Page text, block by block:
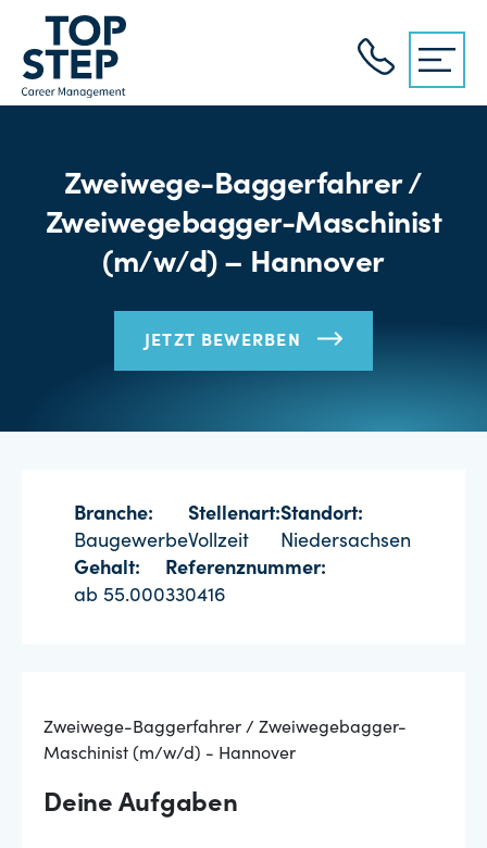
Zweiwege-Baggerfahrer /
Zweiwegebagger-Maschinist
(m/w/d) – Hannover
JETZT BEWERBEN
Branche:
Baugewerbe
Stellenart:
Vollzeit
Standort:
Niedersachsen
Gehalt:
ab 55.000
Referenznummer:
330416
Zweiwege-Baggerfahrer / Zweiwegebagger-
Maschinist (m/w/d) - Hannover
Deine Aufgaben